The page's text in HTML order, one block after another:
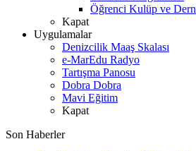
Öğrenci Kulüp ve
Kapat
Uygulamalar
Denizcilik Maaş Skalası
e-MarEdu Radyo
Tartışma Panosu
Dobra Dobra
Mavi Eğitim
Kapat
Son Haberler